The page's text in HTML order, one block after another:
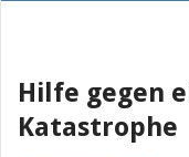
Hilfe gegen
Katastrophe